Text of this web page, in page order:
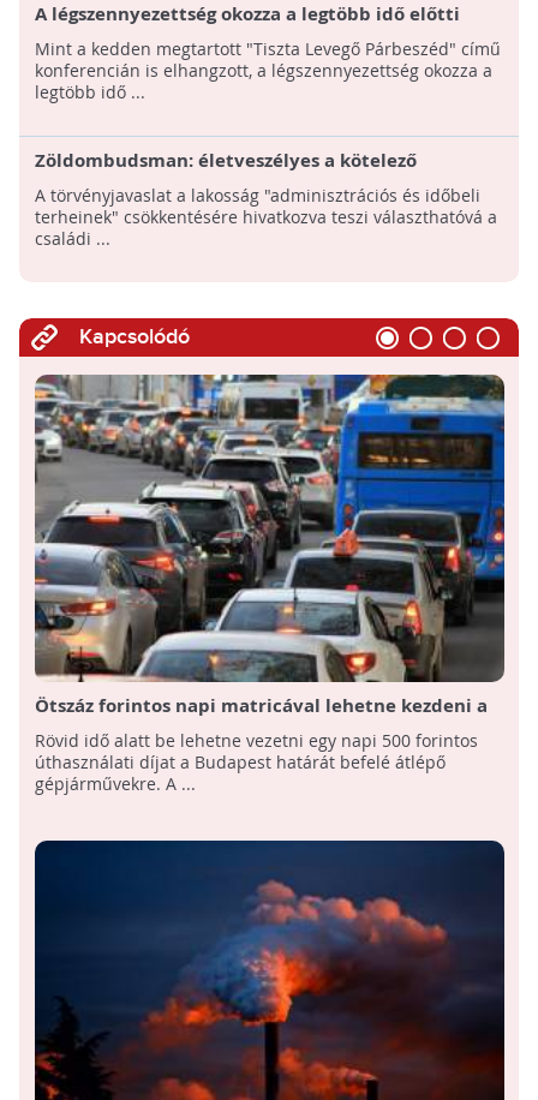
A légszennyezettség okozza a legtöbb idő előtti
halálozást
Mint a kedden megtartott "Tiszta Levegő Párbeszéd" című
konferencián is elhangzott, a légszennyezettség okozza a
legtöbb idő ...
Zöldombudsman: életveszélyes a kötelező
kéményellenőrzés felszámolása
A törvényjavaslat a lakosság "adminisztrációs és időbeli
terheinek" csökkentésére hivatkozva teszi választhatóvá a
családi ...
Kapcsolódó
Ötszáz forintos napi matricával lehetne kezdeni a
budapesti dugódíjat
Rövid idő alatt be lehetne vezetni egy napi 500 forintos
úthasználati díjat a Budapest határát befelé átlépő
gépjárművekre. A ...